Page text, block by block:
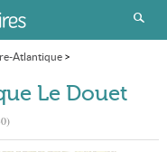
Atlantique>
Le Douet
Le Douet
)